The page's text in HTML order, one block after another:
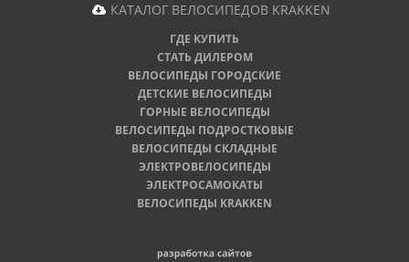
КАТАЛОГ ВЕЛОСИПЕДОВ KRAKKEN
ГДЕ КУПИТЬ
СТАТЬ ДИЛЕРОМ
ВЕЛОСИПЕДЫ ГОРОДСКИЕ
ДЕТСКИЕ ВЕЛОСИПЕДЫ
ГОРНЫЕ ВЕЛОСИПЕДЫ
ВЕЛОСИПЕДЫ ПОДРОСТКОВЫЕ
ВЕЛОСИПЕДЫ СКЛАДНЫЕ
ЭЛЕКТРОВЕЛОСИПЕДЫ
ЭЛЕКТРОСАМОКАТЫ
ВЕЛОСИПЕДЫ KRAKKEN